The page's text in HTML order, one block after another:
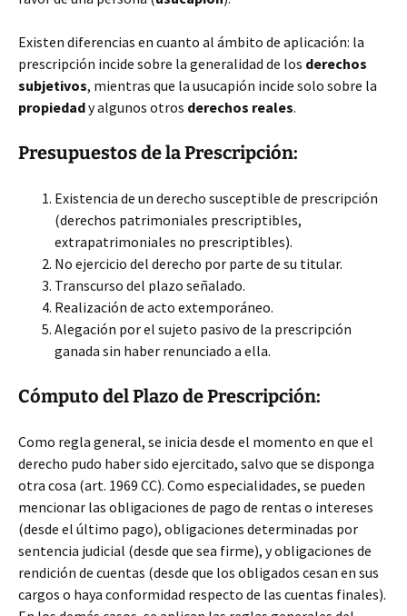
Existen diferencias en cuanto al ámbito de aplicación: la
prescripción incide sobre la generalidad de los derechos
subjetivos, mientras que la usucapión incide solo sobre la
propiedady algunos otros derechos reales.
Presupuestos de la Prescripción:
Existencia de un derecho susceptible de prescripción
(derechos patrimoniales prescriptibles,
extrapatrimoniales no prescriptibles).
No ejercicio del derecho por parte de su titular.
Transcurso del plazo señalado.
Realización de acto extemporáneo.
Alegación por el sujeto pasivo de la prescripción
ganada sin haber renunciado a ella.
Cómputo del Plazo de Prescripción:
Como regla general, se inicia desde el momento en que el
derecho pudo haber sido ejercitado, salvo que se disponga
otra cosa (art. 1969 CC). Como especialidades, se pueden
mencionar las obligaciones de pago de rentas o intereses
(desde el último pago), obligaciones determinadas por
sentencia judicial (desde que sea firme), y obligaciones de
rendición de cuentas (desde que los obligados cesan en sus
cargos o haya conformidad respecto de las cuentas finales).